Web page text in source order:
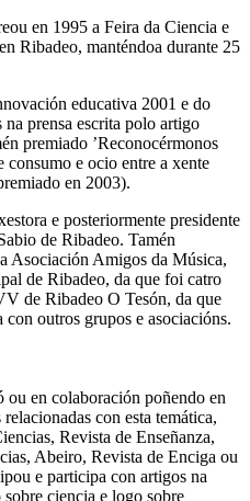
en 1995 a Feira da Ciencia e
Ribadeo, manténdoa durante 25
educativa 2001 e do
prensa escrita polo artigo
premiado ’Reconocérmonos
consumo e ocio entre a xente
en 2003).
e posteriormente presidente
de Ribadeo. Tamén
Asociación Amigos da Música,
de Ribadeo, da que foi catro
de Ribadeo O Tesón, da que
outros grupos e asociacións.
ou en colaboración poñendo en
con esta temática,
Revista de Enseñanza,
Abeiro, Revista de Enciga ou
e participa con artigos na
ciencia e logo sobre